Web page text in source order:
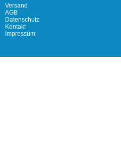
Versand
AGB
Datenschutz
Kontakt
Impressum